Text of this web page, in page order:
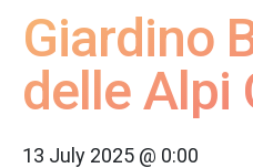
Giardino
delle Alpi
13 July 2025 @ 0:00